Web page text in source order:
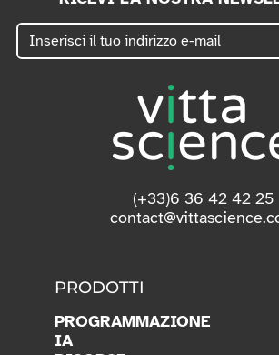
(+33)6 36 42 42 25
PRODOTTI
PROGRAMMAZIONE
IA